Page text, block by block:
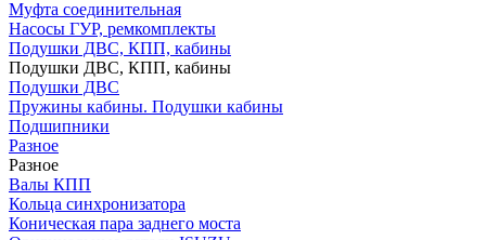
Муфта соединительная
Насосы ГУР, ремкомплекты
Подушки ДВС, КПП, кабины
Подушки ДВС, КПП, кабины
Подушки ДВС
Пружины кабины. Подушки кабины
Подшипники
Разное
Разное
Валы КПП
Кольца синхронизатора
Коническая пара заднего моста